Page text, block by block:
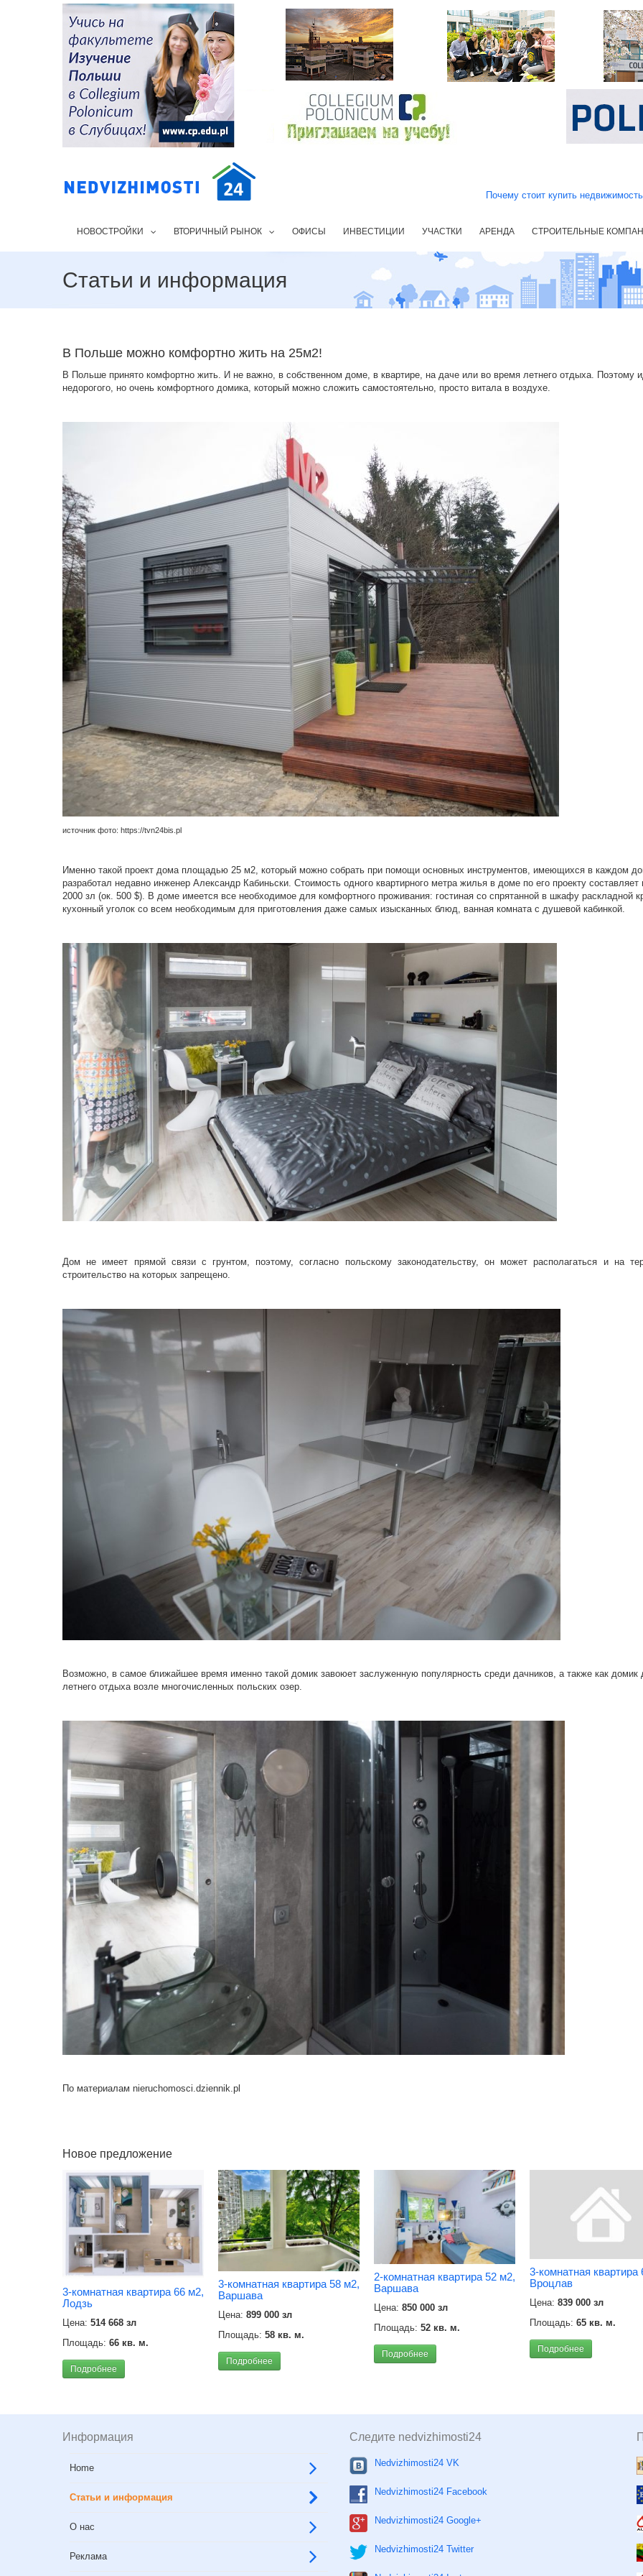
Почему стоит купить
НОВОСТРОЙКИ ВТОРИЧНЫЙ РЫНОК ОФИСЫ ИНВЕСТИЦИИ УЧАСТКИ АРЕНДА СТРОИТЕЛЬНЫЕ
Статьи и информация
В Польше можно комфортно жить на 25м2!
В Польше принято комфортно жить. И не важно, в собственном доме, в квартире, на даче или во время летнего отдыха. Поэтому
недорогого, но очень комфортного домика, который можно сложить самостоятельно, просто витала в воздухе.
источник фото: https://tvn24bis.pl
Именно такой проект дома площадью 25 м2, который можно собрать при помощи основных инструментов, имеющихся в каждом
разработал недавно инженер Александр Кабиньски. Стоимость одного квартирного метра жилья в доме по его проекту составляет
2000 зл (ок. 500 $). В доме имеется все необходимое для комфортного проживания: гостиная со спрятанной в шкафу раскладной
кухонный уголок со всем необходимым для приготовления даже самых изысканных блюд, ванная комната с душевой кабинкой.
Дом не имеет прямой связи с грунтом, поэтому, согласно польскому законодательству, он может располагаться и на
строительство на которых запрещено.
Возможно, в самое ближайшее время именно такой домик завоюет заслуженную популярность среди дачников, а также как домик
летнего отдыха возле многочисленных польских озер.
По материалам nieruchomosci.dziennik.pl
Новое предложение
3-комнатная квартира 66 м2,
Лодзь
Цена: 514 668 зл
Площадь: 66 кв. м.
Подробнее
3-комнатная квартира 58 м2,
Варшава
Цена: 899 000 зл
Площадь: 58 кв. м.
Подробнее
2-комнатная квартира 52 м2,
Варшава
Цена: 850 000 зл
Площадь: 52 кв. м.
Подробнее
3-комнатная квартира
Вроцлав
Цена: 839 000 зл
Площадь: 65 кв. м.
Подробнее
Информация
Home
Статьи и информация
О нас
Реклама
Следите nedvizhimosti24
Nedvizhimosti24 VK
Nedvizhimosti24 Facebook
Nedvizhimosti24 Google+
Nedvizhimosti24 Twitter